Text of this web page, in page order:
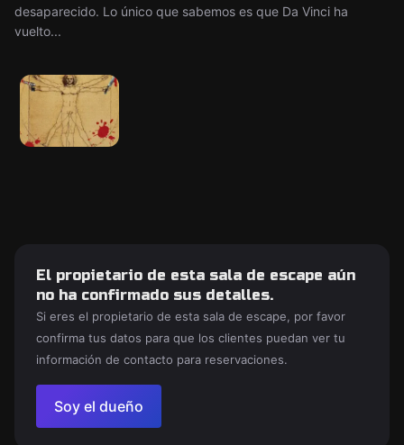
desaparecido. Lo único que sabemos es que Da Vinci ha
vuelto...
El propietario de esta sala de escape aún
no ha confirmado sus detalles.
Si eres el propietario de esta sala de escape, por favor
confirma tus datos para que los clientes puedan ver tu
información de contacto para reservaciones.
Soy el dueño